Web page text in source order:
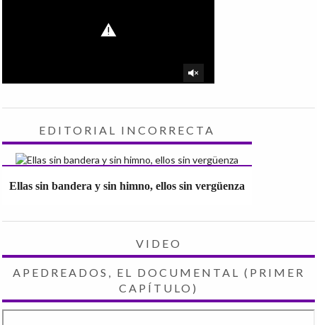
EDITORIAL INCORRECTA
Ellas sin bandera y sin himno, ellos sin vergüenza
VIDEO
APEDREADOS, EL DOCUMENTAL (PRIMER
CAPÍTULO)